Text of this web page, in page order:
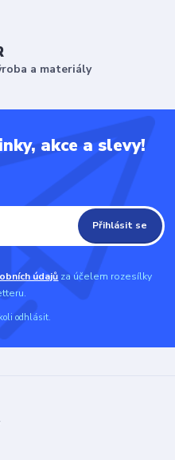
a materiály
akce a slevy!
Přihlásit se
údajů za účelem rozesílky
odhlásit.